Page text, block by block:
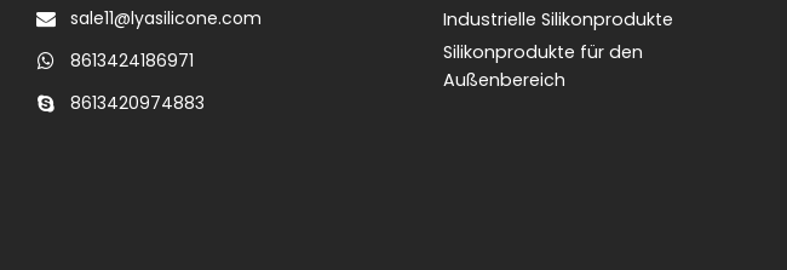
sale11@lyasilicone.com
8613424186971
8613420974883
Industrielle Silikonprodukte
Silikonprodukte für den
Außenbereich